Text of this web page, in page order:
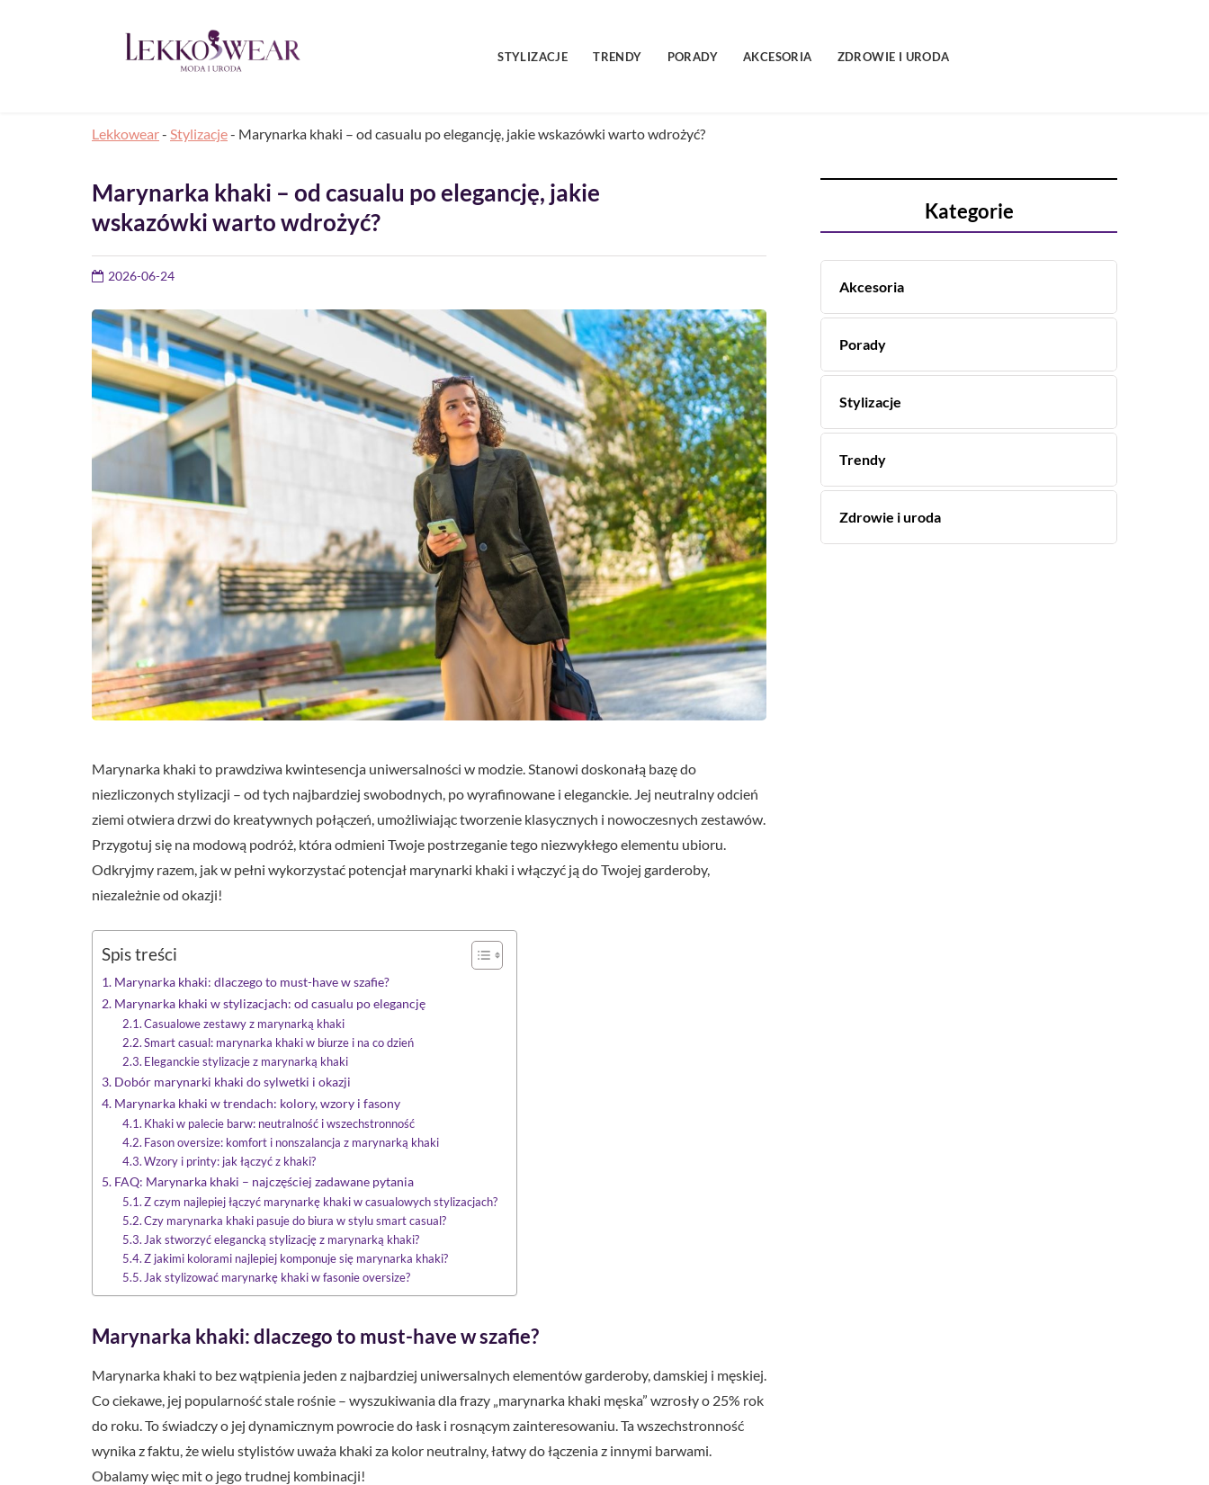
STYLIZACJE TRENDY PORADY AKCESORIA ZDROWIE I URODA
Lekkowear- Stylizacje- Marynarka khaki – od casualu po elegancję, jakie wskazówki warto wdrożyć?
Marynarka khaki – od casualu po elegancję, jakie
wskazówki warto wdrożyć?
2026-06-24
Marynarka khaki to prawdziwa kwintesencja uniwersalności w modzie. Stanowi doskonałą bazę do
niezliczonych stylizacji – od tych najbardziej swobodnych, po wyrafinowane i eleganckie. Jej neutralny odcień
ziemi otwiera drzwi do kreatywnych połączeń, umożliwiając tworzenie klasycznych i nowoczesnych zestawów.
Przygotuj się na modową podróż, która odmieni Twoje postrzeganie tego niezwykłego elementu ubioru.
Odkryjmy razem, jak w pełni wykorzystać potencjał marynarki khaki i włączyć ją do Twojej garderoby,
niezależnie od okazji!
Spis treści
Marynarka khaki: dlaczego to must-have w szafie?
Marynarka khaki w stylizacjach: od casualu po elegancję
Casualowe zestawy z marynarką khaki
Smart casual: marynarka khaki w biurze i na co dzień
Eleganckie stylizacje z marynarką khaki
Dobór marynarki khaki do sylwetki i okazji
Marynarka khaki w trendach: kolory, wzory i fasony
Khaki w palecie barw: neutralność i wszechstronność
Fason oversize: komfort i nonszalancja z marynarką khaki
Wzory i printy: jak łączyć z khaki?
FAQ: Marynarka khaki – najczęściej zadawane pytania
Z czym najlepiej łączyć marynarkę khaki w casualowych stylizacjach?
Czy marynarka khaki pasuje do biura w stylu smart casual?
Jak stworzyć elegancką stylizację z marynarką khaki?
Z jakimi kolorami najlepiej komponuje się marynarka khaki?
Jak stylizować marynarkę khaki w fasonie oversize?
Marynarka khaki: dlaczego to must-have w szafie?
Marynarka khaki to bez wątpienia jeden z najbardziej uniwersalnych elementów garderoby, damskiej i męskiej.
Co ciekawe, jej popularność stale rośnie – wyszukiwania dla frazy „marynarka khaki męska” wzrosły o 25% rok
do roku. To świadczy o jej dynamicznym powrocie do łask i rosnącym zainteresowaniu. Ta wszechstronność
wynika z faktu, że wielu stylistów uważa khaki za kolor neutralny, łatwy do łączenia z innymi barwami.
Obalamy więc mit o jego trudnej kombinacji!
Kategorie
Akcesoria
Porady
Stylizacje
Trendy
Zdrowie i uroda